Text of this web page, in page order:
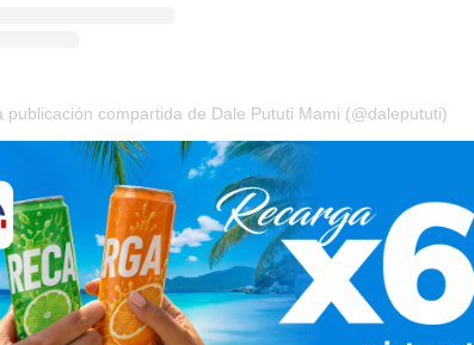
publicación compartida de Dale Pututi Mami (@dalepututi)